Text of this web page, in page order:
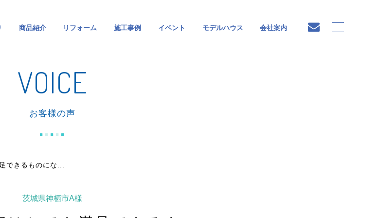
商品紹介 リフォーム 施工事例 イベント モデルハウス 会社案内
VOICE
お客様の声
できるものにな...
茨城県神栖市A様